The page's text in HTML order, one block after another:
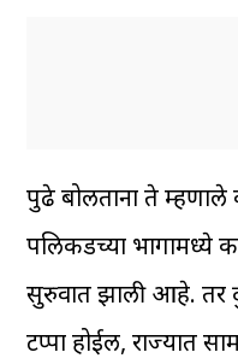
पुढे बोलताना ते म्हणाले
पलिकडच्या भागामध्ये
सुरुवात झाली आहे. तर
टप्पा होईल, राज्यात